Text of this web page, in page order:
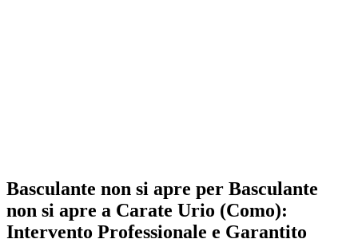
Basculante non si apre per Basculante
non si apre a Carate Urio (Como):
Intervento Professionale e Garantito